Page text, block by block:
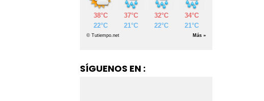
SÍGUENOS EN :